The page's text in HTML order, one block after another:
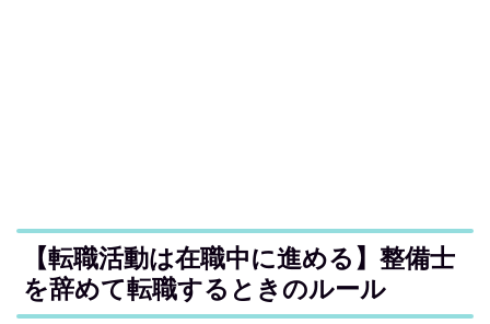
【転職活動は在職中に進める】整備士
を辞めて転職するときのルール